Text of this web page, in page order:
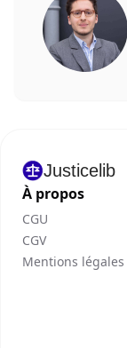
Justicelib
À propos
CGU
CGV
Mentions légales